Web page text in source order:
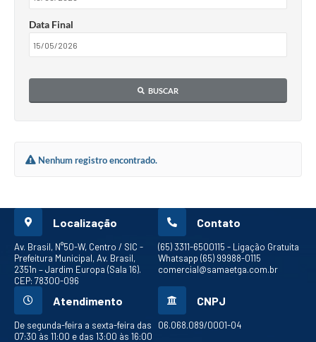
Data Final
BUSCAR
Nenhum registro encontrado.
Localização
Av. Brasil, N°50-W, Centro / SIC -
Prefeitura Municipal, Av. Brasil,
2351n – Jardim Europa (Sala 16).
CEP: 78300-096
Contato
(65) 3311-6500115 - Ligação Gratuita
Whatsapp (65) 99988-0115
comercial@samaetga.com.br
Atendimento
De segunda-feira a sexta-feira das
07:30 às 11:00 e das 13:00 às 16:00
CNPJ
06.068.089/0001-04